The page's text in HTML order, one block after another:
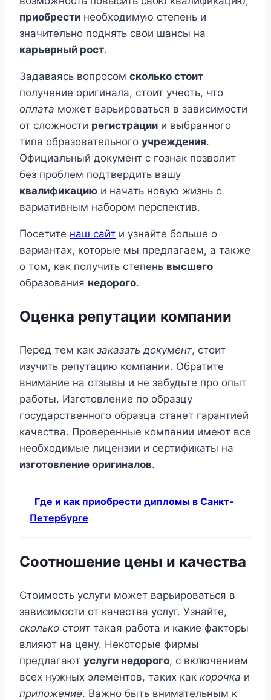
приобрести необходимую степень и
значительно поднять свои шансы на
карьерный рост.
Задаваясь вопросом сколько стоит
получение оригинала, стоит учесть, что
оплата может варьироваться в зависимости
от сложности регистрации и выбранного
типа образовательного учреждения.
Официальный документ с гознак позволит
без проблем подтвердить вашу
квалификацию и начать новую жизнь с
вариативным набором перспектив.
Посетите наш сайт и узнайте больше о
вариантах, которые мы предлагаем, а также
о том, как получить степень высшего
образования недорого.
Оценка репутации компании
Перед тем как заказать документ, стоит
изучить репутацию компании. Обратите
внимание на отзывы и не забудьте про опыт
работы. Изготовление по образцу
государственного образца станет гарантией
качества. Проверенные компании имеют все
необходимые лицензии и сертификаты на
изготовление оригиналов.
Где и как приобрести дипломы в Санкт-
Петербурге
Соотношение цены и качества
Стоимость услуги может варьироваться в
зависимости от качества услуг. Узнайте,
сколько стоит такая работа и какие факторы
влияют на цену. Некоторые фирмы
предлагают услуги недорого, с включением
всех нужных элементов, таких как корочка и
приложение. Важно быть внимательным к